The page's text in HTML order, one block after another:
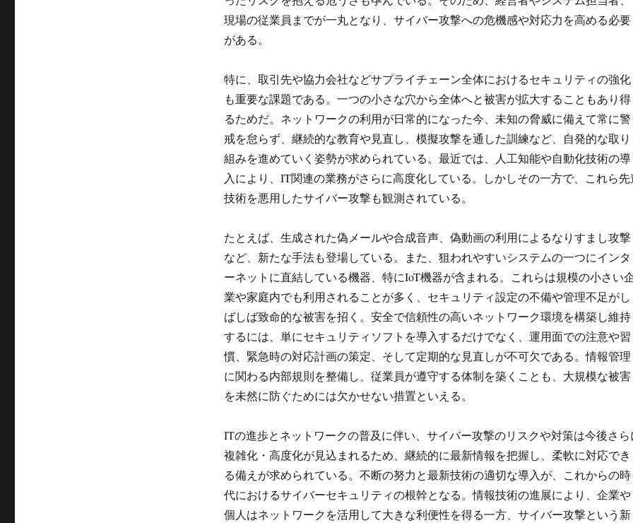
現場の従業員までが一丸となり、サイバー攻撃への危機感や対応力を高める必要
がある。
特に、取引先や協力会社などサプライチェーン全体におけるセキュリティの強化
も重要な課題である。一つの小さな穴から全体へと被害が拡大することもあり得
るためだ。ネットワークの利用が日常的になった今、未知の脅威に備えて常に警
戒を怠らず、継続的な教育や見直し、模擬攻撃を通した訓練など、自発的な取り
組みを進めていく姿勢が求められている。最近では、人工知能や自動化技術の導
入により、IT関連の業務がさらに高度化している。しかしその一方で、これら先
技術を悪用したサイバー攻撃も観測されている。
たとえば、生成された偽メールや合成音声、偽動画の利用によるなりすまし攻撃
など、新たな手法も登場している。また、狙われやすいシステムの一つにインタ
ーネットに直結している機器、特にIoT機器が含まれる。これらは規模の小さい
業や家庭内でも利用されることが多く、セキュリティ設定の不備や管理不足がし
ばしば致命的な被害を招く。安全で信頼性の高いネットワーク環境を構築し維持
するには、単にセキュリティソフトを導入するだけでなく、運用面での注意や習
慣、緊急時の対応計画の策定、そして定期的な見直しが不可欠である。情報管理
に関わる内部規則を整備し、従業員が遵守する体制を築くことも、大規模な被害
を未然に防ぐためには欠かせない措置といえる。
ITの進歩とネットワークの普及に伴い、サイバー攻撃のリスクや対策は今後さら
複雑化・高度化が見込まれるため、継続的に最新情報を把握し、柔軟に対応でき
る備えが求められている。不断の努力と最新技術の適切な導入が、これからの時
代におけるサイバーセキュリティの根幹となる。情報技術の進展により、企業や
個人はネットワークを活用して大きな利便性を得る一方、サイバー攻撃という新